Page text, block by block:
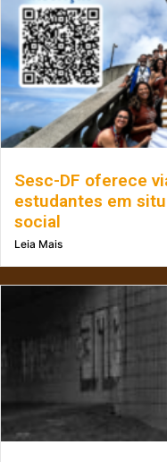
Sesc-DF oferece
estudantes em
social
Leia Mais